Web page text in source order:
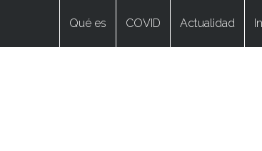
Qué es COVID Actualidad